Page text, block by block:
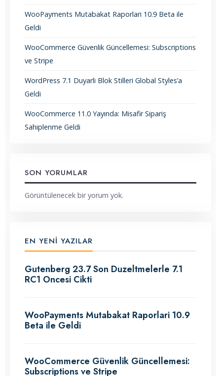
WooPayments Mutabakat Raporlari 10.9 Beta ile
Geldi
WooCommerce Güvenlik Güncellemesi: Subscriptions
ve Stripe
WordPress 7.1 Duyarli Blok Stilleri Global Styles’a
Geldi
WooCommerce 11.0 Yayında: Misafir Sipariş
Sahiplenme Geldi
SON YORUMLAR
Görüntülenecek bir yorum yok.
EN YENI YAZILAR
Gutenberg 23.7 Son Duzeltmelerle 7.1
RC1 Oncesi Cikti
WooPayments Mutabakat Raporlari 10.9
Beta ile Geldi
WooCommerce Güvenlik Güncellemesi:
Subscriptions ve Stripe